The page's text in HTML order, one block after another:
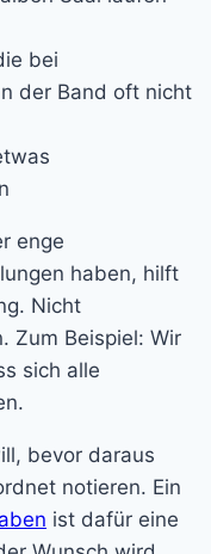
bei
der Band oft nicht
enge
haben, hilft
Nicht
Zum Beispiel: Wir
sich alle
bevor daraus
notieren. Ein
ist dafür eine